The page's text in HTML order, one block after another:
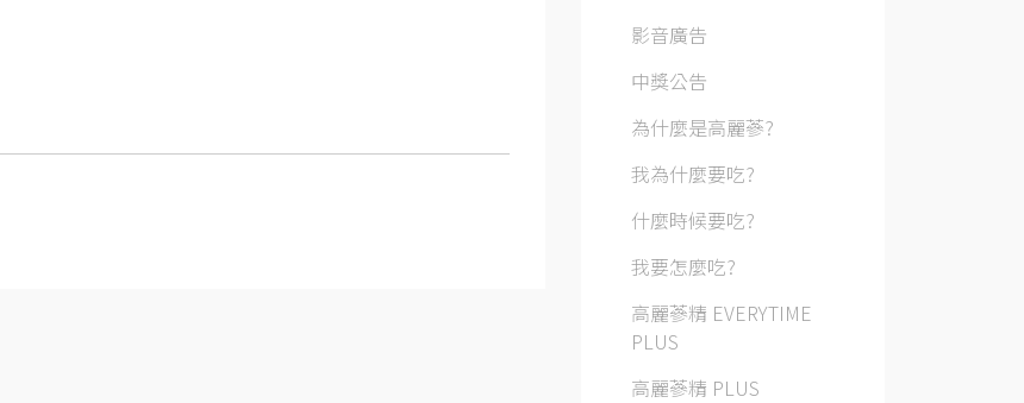
影音廣告
中獎公告
為什麼是高麗蔘?
我為什麼要吃?
什麼時候要吃?
我要怎麼吃?
高麗蔘精 EVERYTIME
PLUS
高麗蔘精 PLUS